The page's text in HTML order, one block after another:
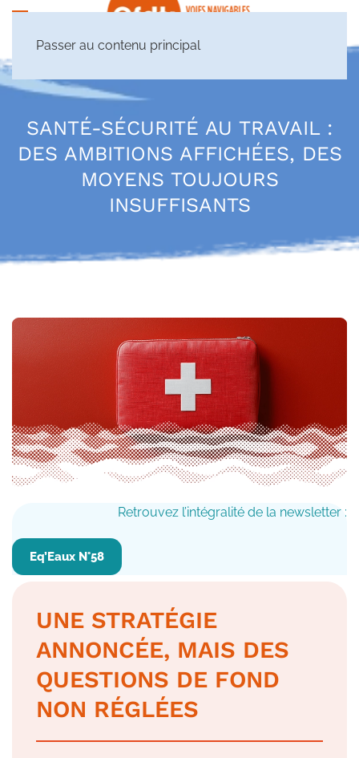
Passer au contenu principal
SANTÉ-SÉCURITÉ AU TRAVAIL :
DES AMBITIONS AFFICHÉES, DES
MOYENS TOUJOURS
INSUFFISANTS
Retrouvez l’intégralité de la newsletter :
Eq’Eaux N°58
UNE STRATÉGIE
ANNONCÉE, MAIS DES
QUESTIONS DE FOND
NON RÉGLÉES